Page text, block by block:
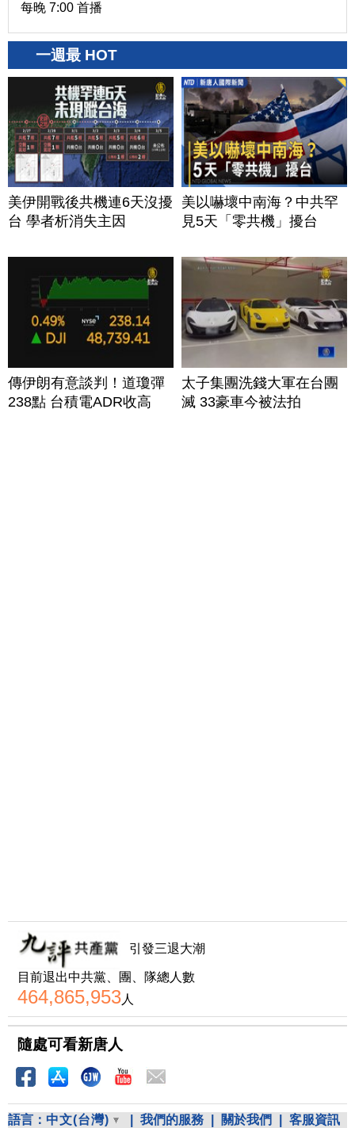
每晚 7:00 首播
一週最 HOT
美伊開戰後共機連6天沒擾
台 學者析消失主因
美以嚇壞中南海？中共罕
見5天「零共機」擾台
傳伊朗有意談判！道瓊彈
238點 台積電ADR收高
太子集團洗錢大軍在台團
滅 33豪車今被法拍
引發三退大潮
目前退出中共黨、團、隊總人數
464,865,953人
隨處可看新唐人
語言： 中文(台灣) 我們的服務 關於我們 客服資訊